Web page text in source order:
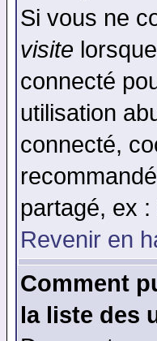
Si vous ne
visite
connecté
utilisation
connecté,
partagé, ex
Revenir en
Comment
la liste des